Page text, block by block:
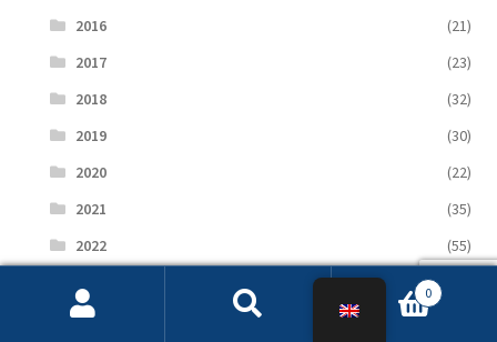
2016
(21)
2017
(23)
2018
(32)
2019
(30)
2020
(22)
2021
(35)
2022
(55)
(152)
2024
0